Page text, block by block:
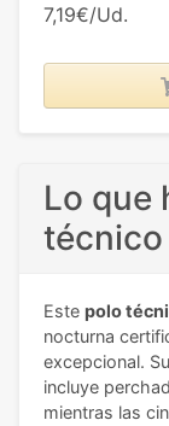
7,19€/Ud.
Lo que
Este polo
nocturna
excepcional.
incluye
mientras las